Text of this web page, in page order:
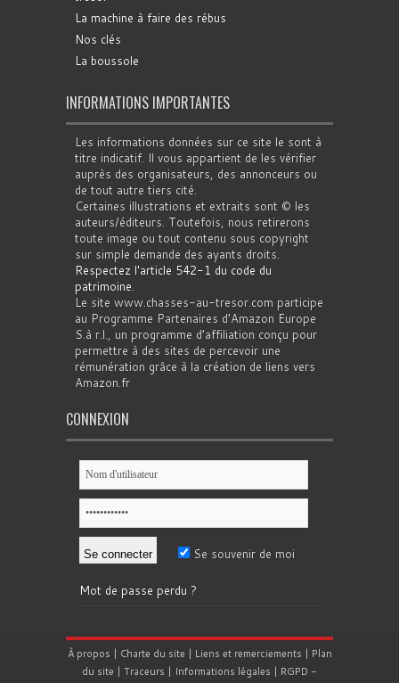
La machine à faire des rébus
Nos clés
La boussole
INFORMATIONS IMPORTANTES
Les informations données sur ce site le sont à
titre indicatif. Il vous appartient de les vérifier
auprès des organisateurs, des annonceurs ou
de tout autre tiers cité.
Certaines illustrations et extraits sont © les
auteurs/éditeurs. Toutefois, nous retirerons
toute image ou tout contenu sous copyright
sur simple demande des ayants droits.
Respectez l'article 542-1 du code du
patrimoine.
Le site www.chasses-au-tresor.com participe
au Programme Partenaires d’Amazon Europe
S.à r.l., un programme d’affiliation conçu pour
permettre à des sites de percevoir une
rémunération grâce à la création de liens vers
Amazon.fr
CONNEXION
Se souvenir de moi
Mot de passe perdu ?
À propos | Charte du site | Liens et remerciements | Plan
du site | Traceurs | Informations légales | RGPD -